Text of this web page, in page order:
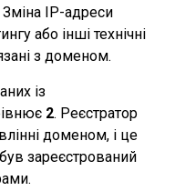
Зміна IP-адреси
або інші технічні
з доменом.
із
2. Реєстратор
доменом, і це
зареєстрований